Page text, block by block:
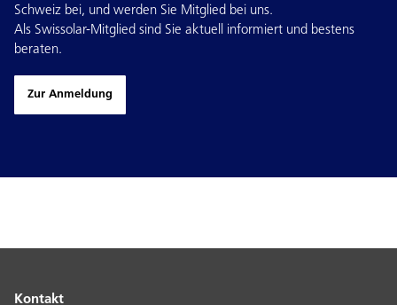
Schweiz bei, und werden Sie Mitglied bei uns.
Als Swissolar-Mitglied sind Sie aktuell informiert und bestens
beraten.
Zur Anmeldung
Kontakt